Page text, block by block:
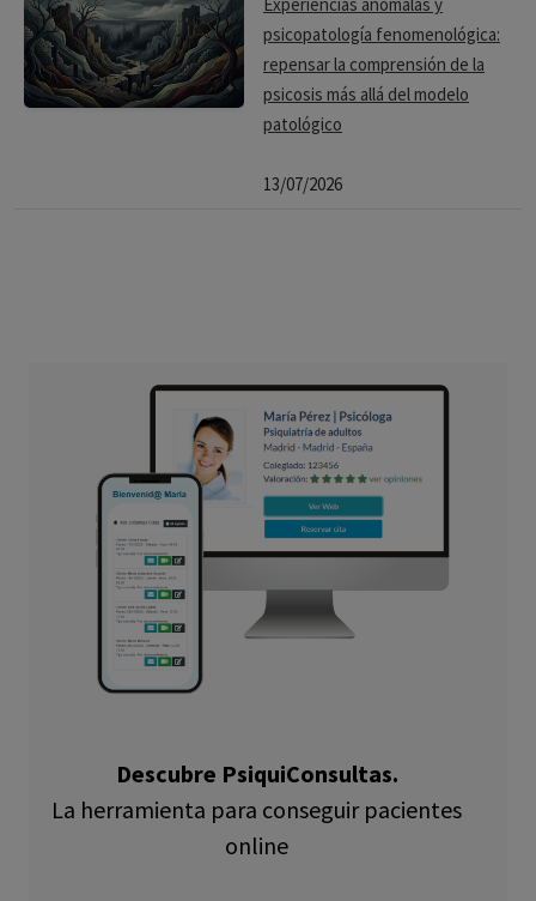
psicopatología fenomenológica:
repensar la comprensión de la
psicosis más allá del modelo
patológico
13/07/2026
Descubre PsiquiConsultas.
La herramienta para conseguir pacientes
online